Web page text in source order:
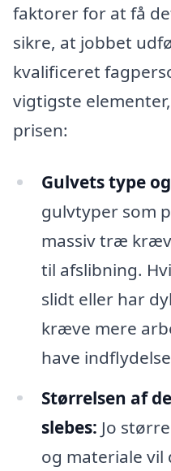
faktorer for at få
sikre, at jobbet
kvalificeret
vigtigste
prisen:
Gulvets type
gulvtyper som
massiv træ
til afslibning.
slidt eller har
kræve mere
have
Størrelsen af
slebes: Jo
og materiale